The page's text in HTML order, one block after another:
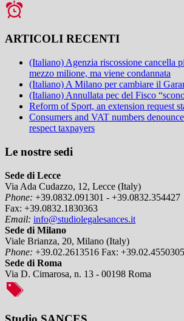
ARTICOLI RECENTI
(Italiano) Agenzia riscossione cancella
mezzo milione, ma viene condannata
(Italiano) A Milano per cambiare il
(Italiano) Annullata pec del Fisco
Reform of Sport, an extension request
Consumers and VAT numbers
respect taxpayers
Le nostre sedi
Sede di Lecce
Via Ada Cudazzo, 12, Lecce (Italy)
Phone: +39.0832.091301 - +39.0832.354427
Fax: +39.0832.1830363
Email: info@studiolegalesances.it
Sede di Milano
Viale Brianza, 20, Milano (Italy)
Phone: +39.02.2613516 Fax:
Sede di Roma
Via D. Cimarosa, n. 13 - 00198 Roma